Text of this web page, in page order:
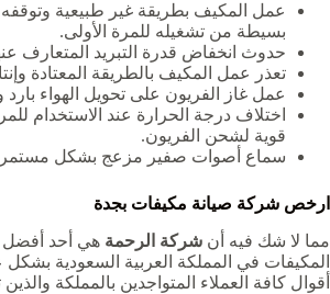
عمل المكيف بطريقة غير طبيعية
بسيطة من تشغيله للمرة الأولى.
حدوث انخفاض قدرة التبريد المتعارف
تعذر عمل المكيف بالطريقة المعتادة
عمل غاز الفريون على تحويل الهواء
اختلاف درجة الحرارة عند الاستخدام
قوية لشحن الفريون.
سماع أصوات صفير مزعج بشكل
ارخص شركة صيانة مكيفات بجدة
مما لا شك فيه أن شركة الرحمة هي أحد أفضل
المكيفات في المملكة العربية السعودية بشكل
أقوال كافة العملاء المتواجدين بالمملكة